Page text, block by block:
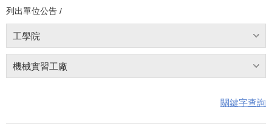
列出單位公告 /
工學院
機械實習工廠
關鍵字查詢